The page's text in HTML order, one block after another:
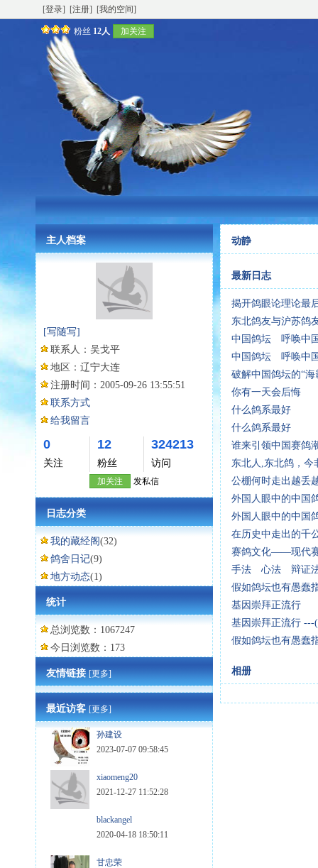
[登录] [注册] [我的空间]
粉丝 12人 加关注
主人档案
[写随写]
联系人： 吴戈平
地区： 辽宁大连
注册时间： 2005-09-26 13:55:51
联系方式
给我留言
0
关注
12
粉丝
324213
访问
加关注 发私信
日志分类
我的藏经阁(32)
鸽舍日记(9)
地方动态(1)
统计
总浏览数：1067247
今日浏览数：173
友情链接[更多]
最近访客[更多]
孙建设
2023-07-07 09:58:45
xiaomeng20
2021-12-27 11:52:28
blackangel
2020-04-18 18:50:11
甘忠荣
动静
最新日志
揭开鸽眼论理论最
东北鸽友与沪苏鸽
中国鸽坛 呼唤中
中国鸽坛 呼唤中
破解中国鸽坛的“海
你有一天会后悔
什么鸽系最好
什么鸽系最好
谁来引领中国赛鸽
东北人,东北鸽，今
公棚何时走出越丢
外国人眼中的中国
外国人眼中的中国
在历史中走出的千
赛鸽文化——现代
手法 心法 辩证法
假如鸽坛也有愚蠢
基因崇拜正流行
基因崇拜正流行 ---
假如鸽坛也有愚蠢
相册